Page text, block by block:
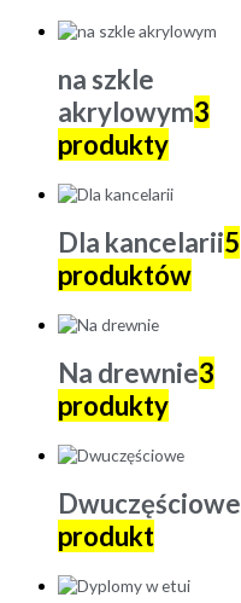
na szkle
akrylowym3
produkty
Dla kancelarii5
produktów
Na drewnie3
produkty
Dwuczęściowe
produkt